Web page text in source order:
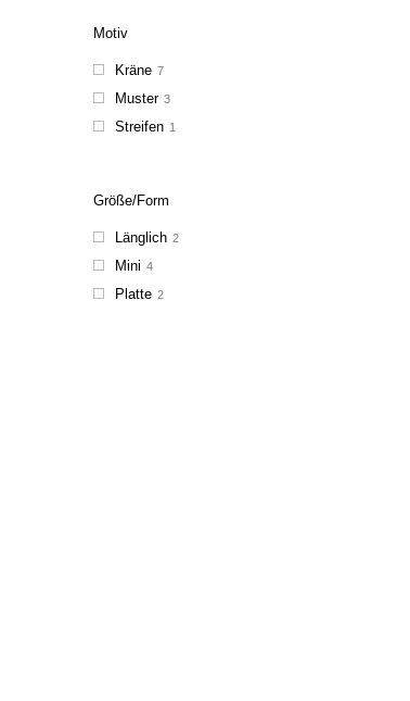
Motiv
Kräne 7
Muster 3
Streifen 1
Größe/Form
Länglich 2
Mini 4
Platte 2